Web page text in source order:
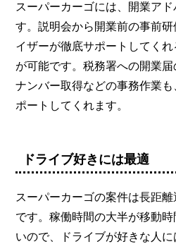
スーパーカーゴには、開業ア
す。説明会から開業前の事前
イザーが徹底サポートしてく
が可能です。税務署への開業
ナンバー取得などの事務作業
ポートしてくれます。
ドライブ好きには最適
スーパーカーゴの案件は長距
です。稼働時間の大半が移動
いので、ドライブが好きな人